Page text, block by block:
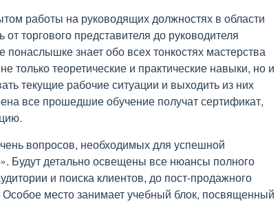
работы на руководящих должностях в области
торгового представителя до руководителя
знает обо всех тонкостях мастерства
только теоретические и практические навыки, но и
текущие рабочие ситуации и выходить из них
все прошедшие обучение получат сертификат,
вопросов, необходимых для успешной
Будут детально освещены все нюансы полного
и поиска клиентов, до пост-продажного
место занимает учебный блок, посвященный